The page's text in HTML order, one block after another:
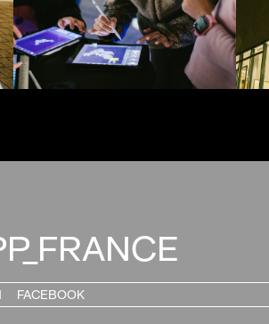
FACEBOOK